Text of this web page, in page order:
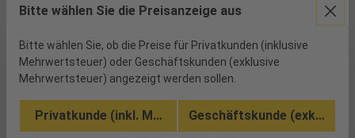
Es wurden 1 Artikel gefunden
Bitte wählen Sie die Preisanzeige aus
Bitte wählen Sie, ob die Preise für Privatkunden (inklusive
Mehrwertsteuer) oder Geschäftskunden (exklusive
Mehrwertsteuer) angezeigt werden sollen.
Privatkunde (inkl. MwSt.) Geschäftskunde (exkl.